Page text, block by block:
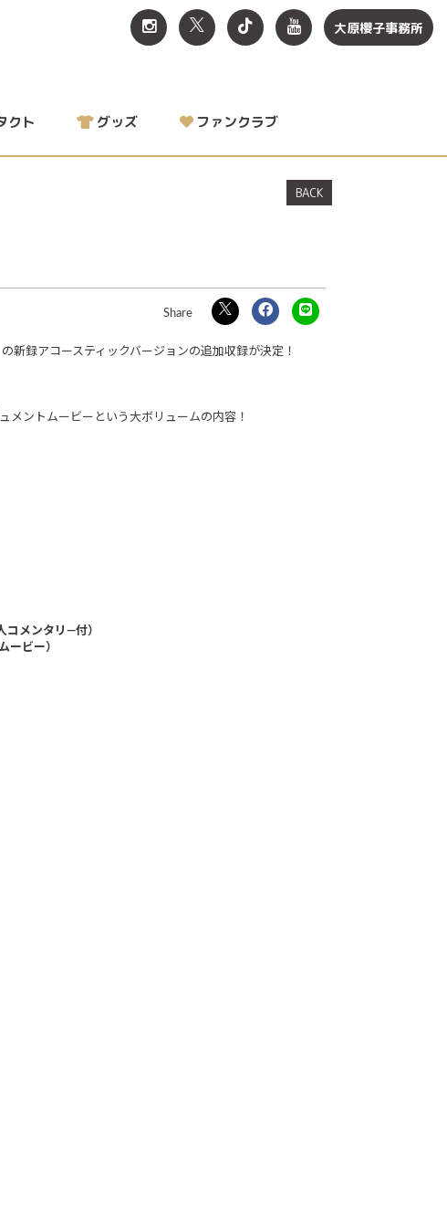
大原櫻子事務所
クト グッズ ファンクラブ
BACK
録アコースティックバージョンの追加収録が決定！
メントムービーという大ボリュームの内容！
コメンタリ―付）
ービー）